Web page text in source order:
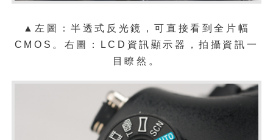
▲左圖：半透式反光鏡，可直接看到全片幅
CMOS。右圖：
LCD資訊顯示器，拍攝資訊一
目瞭然。